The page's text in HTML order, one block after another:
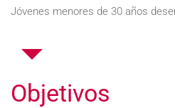
Jóvenes menores de 30 años
Objetivos